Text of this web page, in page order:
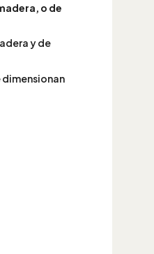
o de
y de
dimensionan